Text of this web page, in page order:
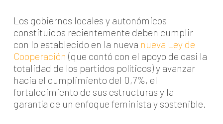
Los gobiernos locales y autonómicos
constituidos recientemente deben cumplir
con lo establecido en la nueva nueva Ley de
Cooperación (que contó con el apoyo de casi la
totalidad de los partidos políticos) y avanzar
hacia el cumplimiento del 0,7%, el
fortalecimiento de sus estructuras y la
garantía de un enfoque feminista y sostenible.